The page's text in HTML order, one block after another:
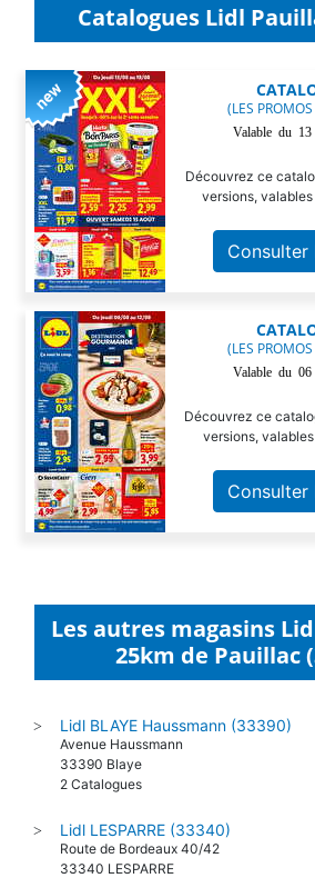
Catalogues Lidl
(LES
Valable du
Découvrez ce
versions,
Consulter
(LES
Valable du
Découvrez ce
versions,
Consulter
Les autres magasins
25km de Pauillac
> Lidl BLAYE Haussmann (33390)
Avenue Haussmann
33390 Blaye
2 Catalogues
> Lidl LESPARRE (33340)
Route de Bordeaux 40/42
33340 LESPARRE